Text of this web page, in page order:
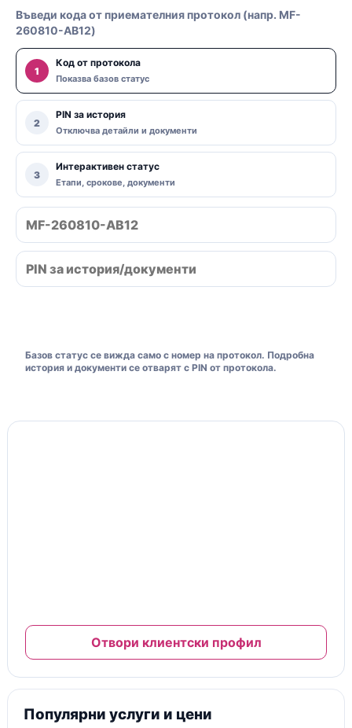
Въведи кода от приемателния протокол (напр. MF-
260810-AB12)
1
Код от протокола
Показва базов статус
2
PIN за история
Отключва детайли и документи
3
Интерактивен статус
Етапи, срокове, документи
Базов статус се вижда само с номер на протокол. Подробна
история и документи се отварят с PIN от протокола.
Отвори клиентски профил
Популярни услуги и цени